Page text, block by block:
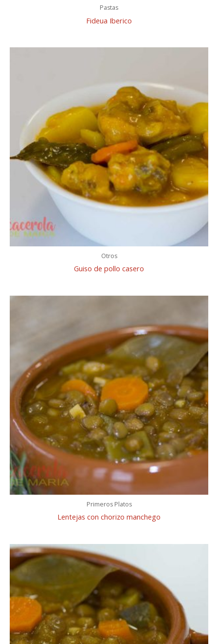
Pastas
Fideua Iberico
Otros
Guiso de pollo casero
Primeros Platos
Lentejas con chorizo manchego